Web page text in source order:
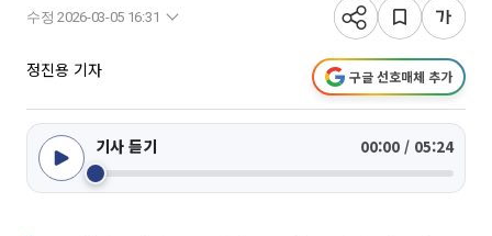
수정 2026-03-05 16:31
정진용 기자 구글 선호매체 추가
기사 듣기 00:00 / 05:24